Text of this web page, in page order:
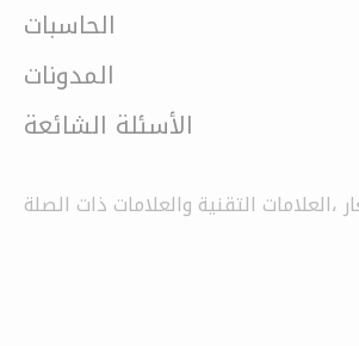
الحاسبات
المدونات
الأسئلة الشائعة
،العلامات التقنية والعلامات ذات الصلة